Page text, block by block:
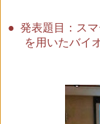
● 発表題目：ス
を用いたバイ